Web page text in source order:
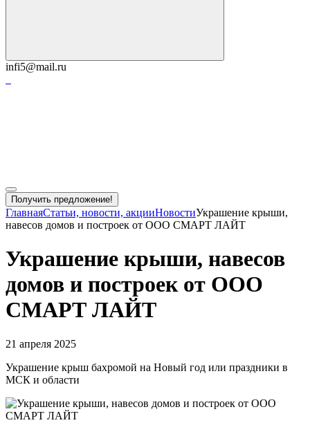
infi5@mail.ru
Получить предложение!
ГлавнаяСтатьи, новости, акцииНовостиУкрашение крыши,
навесов домов и построек от ООО СМАРТ ЛАЙТ
Украшение крыши, навесов
домов и построек от ООО
СМАРТ ЛАЙТ
21 апреля 2025
Украшение крыш бахромой на Новый год или праздники в
МСК и области